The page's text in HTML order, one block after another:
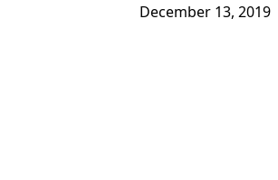
December 13, 2019